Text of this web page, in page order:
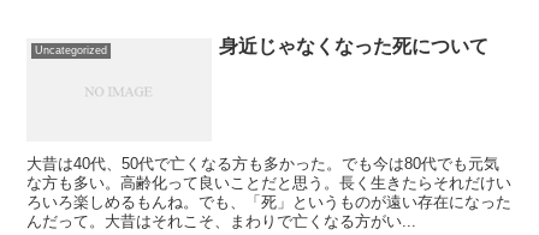
Uncategorized 身近じゃなくなった死について
大昔は40代、50代で亡くなる方も多かった。でも今は80代でも元気
な方も多い。高齢化って良いことだと思う。長く生きたらそれだけい
ろいろ楽しめるもんね。でも、「死」というものが遠い存在になった
んだって。大昔はそれこそ、まわりで亡くなる方がい...